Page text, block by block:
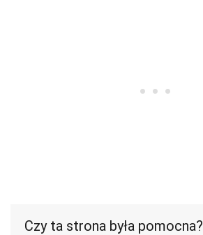
Czy ta strona była pomocna?